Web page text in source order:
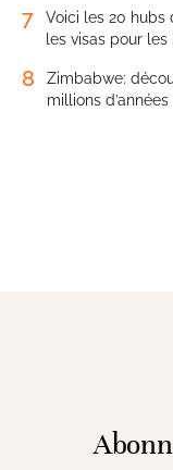
7
Voici les 20 hubs
les visas pour
8
Zimbabwe:
millions d’années